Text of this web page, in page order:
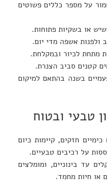
על מספר כללים פשוטים
או בשקיות פתוחות.
ולפנות אשפה מדי יום.
מתחת לכיור ובמקלחת.
קטנים סביב הצנרת.
בשנה בהתאם למיקום
טבעי ובטוח
חזקים, קיימות כיום
על רכיבים טבעיים.
עד בינוניים, ומומלצים
או חיות מחמד.